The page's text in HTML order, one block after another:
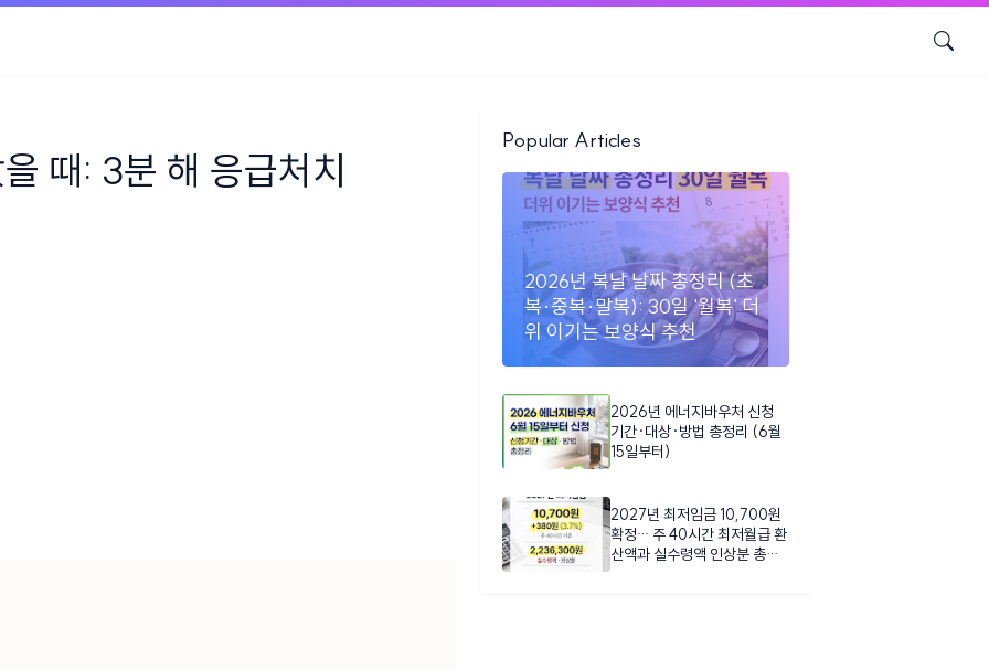
때: 3분 해 응급처치
Popular Articles
2026년 복날 날짜 총정리 (초
복·중복·말복): 30일 '월복' 더
위 이기는 보양식 추천
2026년 에너지바우처 신청
기간·대상·방법 총정리 (6월
15일부터)
2027년 최저임금 10,700원
확정… 주 40시간 최저월급 환
산액과 실수령액 인상분 총정